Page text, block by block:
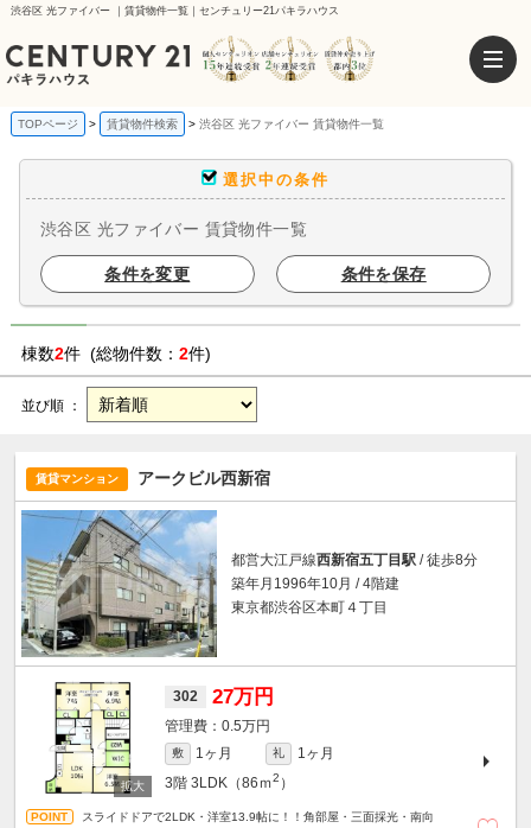
渋谷区 光ファイバー ｜賃貸物件一覧｜センチュリー21パキラハウス
TOPページ 賃貸物件検索 渋谷区 光ファイバー 賃貸物件一覧
選択中の条件
渋谷区 光ファイバー 賃貸物件一覧
条件を変更 条件を保存
棟数2件 (総物件数： 2件)
並び順 ：
賃貸マンション アークビル西新宿
都営大江戸線西新宿五丁目駅 / 徒歩8分
築年月1996年10月 / 4階建
東京都渋谷区本町４丁目
302 27万円
0.5万円
敷 1ヶ月 礼
1ヶ月
3階 3LDK（86ｍ2 ）
スライドドアで2LDK・洋室13.9帖に！！角部屋・三面採光・南向